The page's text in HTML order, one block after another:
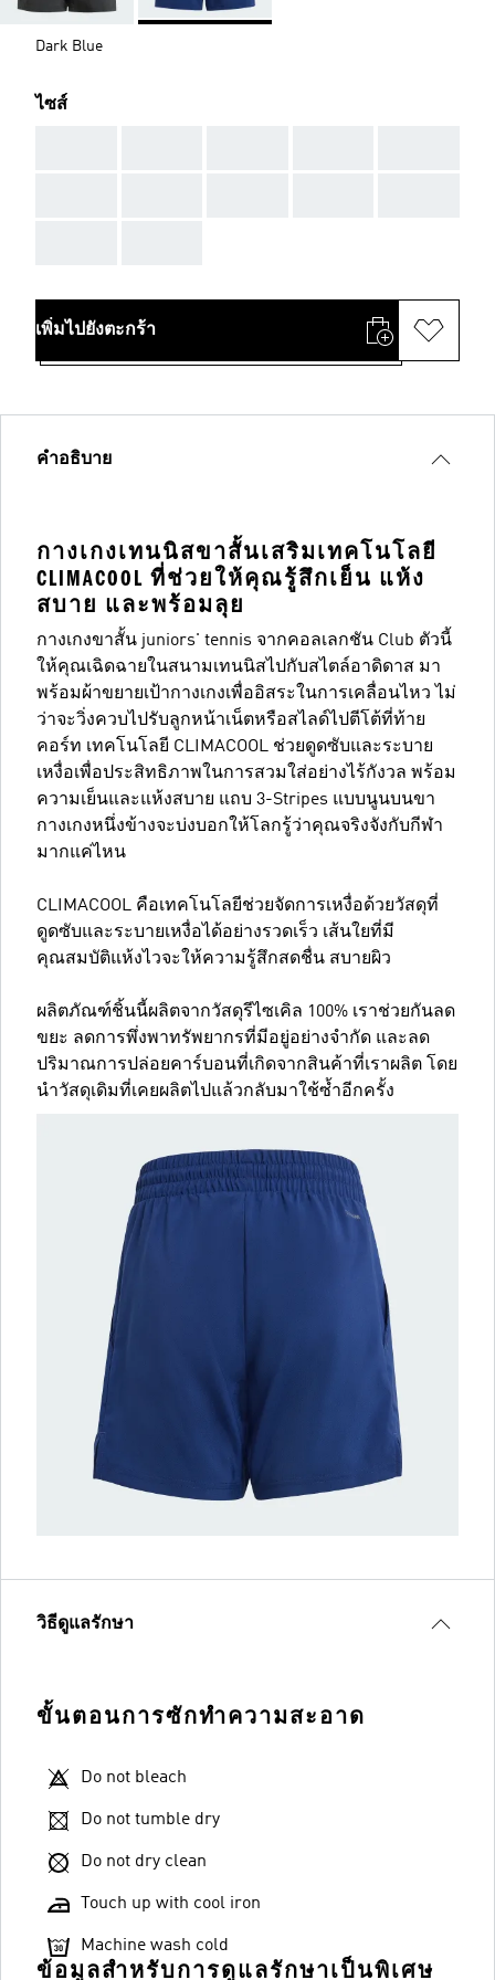
Dark Blue
ไซส์
เพิ่มไปยังตะกร้า
คำอธิบาย
กางเกงเทนนิสขาสั้นเสริมเทคโนโลยี
CLIMACOOL ที่ช่วยให้คุณรู้สึกเย็น แห้ง
สบาย และพร้อมลุย
กางเกงขาสั้น juniors' tennis จากคอลเลกชัน Club ตัวนี้
ให้คุณเฉิดฉายในสนามเทนนิสไปกับสไตล์อาดิดาส มา
พร้อมผ้าขยายเป้ากางเกงเพื่ออิสระในการเคลื่อนไหว ไม่
ว่าจะวิ่งควบไปรับลูกหน้าเน็ตหรือสไลด์ไปตีโต้ที่ท้าย
คอร์ท เทคโนโลยี CLIMACOOL ช่วยดูดซับและระบาย
เหงื่อเพื่อประสิทธิภาพในการสวมใส่อย่างไร้กังวล พร้อม
ความเย็นและแห้งสบาย แถบ 3-Stripes แบบนูนบนขา
กางเกงหนึ่งข้างจะบ่งบอกให้โลกรู้ว่าคุณจริงจังกับกีฬา
มากแค่ไหน
CLIMACOOL คือเทคโนโลยีช่วยจัดการเหงื่อด้วยวัสดุที่
ดูดซับและระบายเหงื่อได้อย่างรวดเร็ว เส้นใยที่มี
คุณสมบัติแห้งไวจะให้ความรู้สึกสดชื่น สบายผิว
ผลิตภัณฑ์ชิ้นนี้ผลิตจากวัสดุรีไซเคิล 100% เราช่วยกันลด
ขยะ ลดการพึ่งพาทรัพยากรที่มีอยู่อย่างจำกัด และลด
ปริมาณการปล่อยคาร์บอนที่เกิดจากสินค้าที่เราผลิต โดย
นำวัสดุเดิมที่เคยผลิตไปแล้วกลับมาใช้ซ้ำอีกครั้ง
วิธีดูแลรักษา
ขั้นตอนการซักทำความสะอาด
Do not bleach
Do not tumble dry
Do not dry clean
Touch up with cool iron
Machine wash cold
ข้อมูลสำหรับการดูแลรักษาเป็นพิเศษ